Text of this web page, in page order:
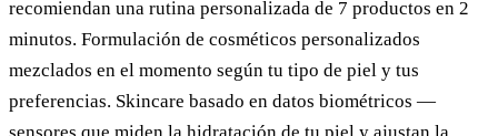
recomiendan una rutina personalizada de 7 productos en 2
minutos. Formulación de cosméticos personalizados
mezclados en el momento según tu tipo de piel y tus
preferencias. Skincare basado en datos biométricos —